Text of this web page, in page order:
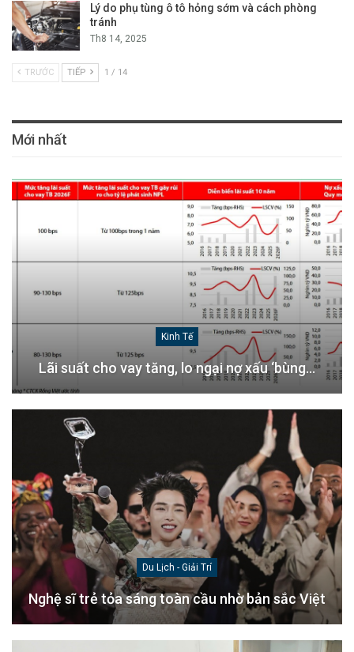
Lý do phụ tùng ô tô hỏng sớm và cách phòng
tránh
Th8 14, 2025
TRƯỚC TIẾP 1 / 14
Mới nhất
Kinh Tế
Lãi suất cho vay tăng, lo ngại nợ xấu ‘bùng…
Du Lịch - Giải Trí
Nghệ sĩ trẻ tỏa sáng toàn cầu nhờ bản sắc Việt